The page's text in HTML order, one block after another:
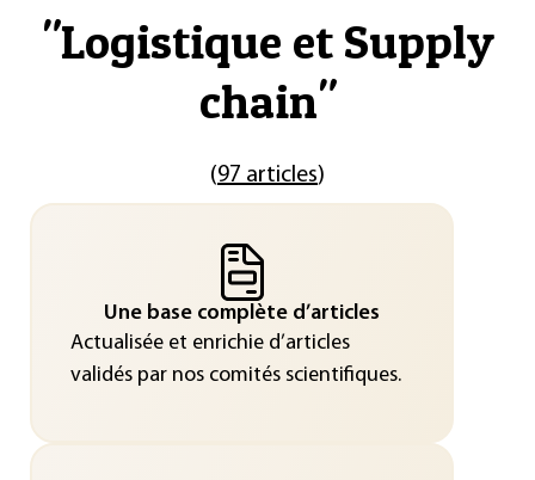
"Logistique et Supply
chain"
(97 articles)
Une base complète d’articles
Actualisée et enrichie d’articles
validés par nos comités scientifiques.